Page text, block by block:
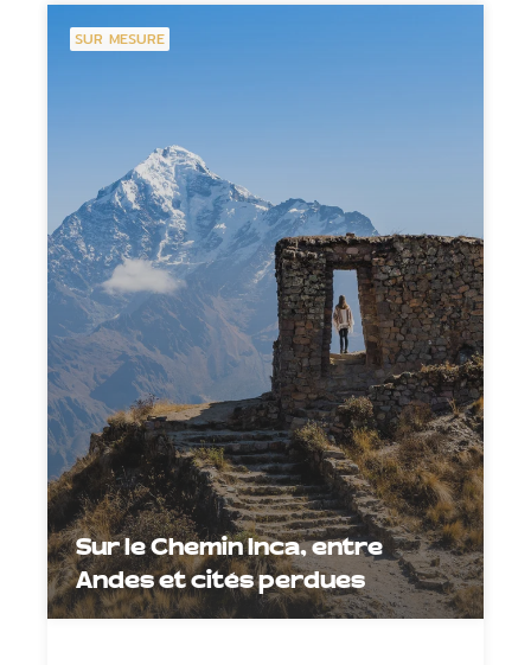
SUR MESURE
Sur le Chemin Inca, entre
Andes et cités perdues